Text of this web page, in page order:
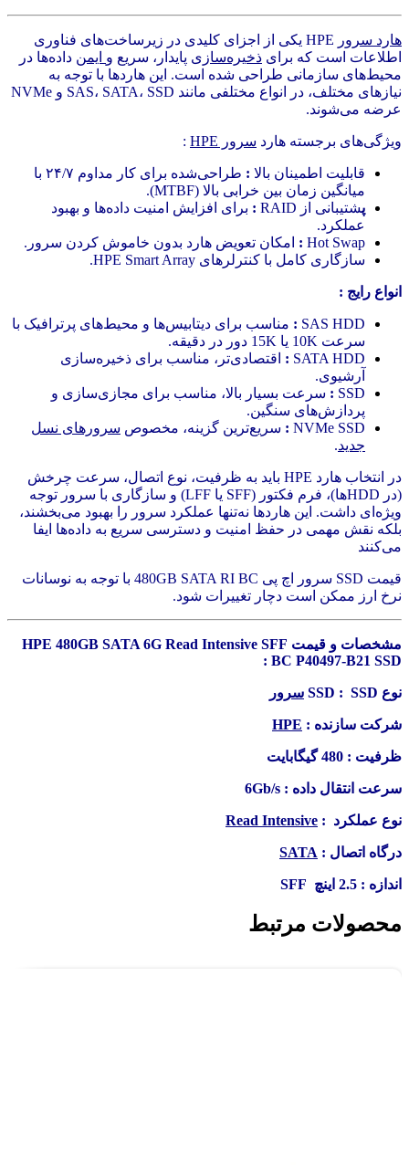
هارد سرور
HPE یکی از اجزای کلیدی در زیرساخت‌های فناوری
اطلاعات است که برای ذخیره‌سازی پایدار، سریع و ایمن داده‌ها در
محیط‌های سازمانی طراحی شده است. این هاردها با توجه به
نیازهای مختلف، در انواع مختلفی مانند SAS، SATA، SSD و NVMe
عرضه می‌شوند.
ویژگی‌های برجسته هارد سرور HPE :
قابلیت اطمینان بالا :
طراحی‌شده برای کار مداوم ۲۴/۷ با
میانگین زمان بین خرابی بالا (MTBF).
پشتیبانی از RAID : برای افزایش امنیت داده‌ها و بهبود
عملکرد.
Hot Swap
: امکان تعویض هارد بدون خاموش کردن سرور.
سازگاری کامل با کنترلرهای HPE Smart Array.
انواع رایج :
SAS HDD
: مناسب برای دیتابیس‌ها و محیط‌های پرترافیک با
سرعت 10K یا 15K دور در دقیقه.
SATA HDD
: اقتصادی‌تر، مناسب برای ذخیره‌سازی
آرشیوی.
SSD
: سرعت بسیار بالا، مناسب برای مجازی‌سازی و
پردازش‌های سنگین.
NVMe SSD
: سریع‌ترین گزینه، مخصوص سرورهای نسل
جدید.
در انتخاب هارد HPE باید به ظرفیت، نوع اتصال، سرعت چرخش
(در HDDها)، فرم فکتور (SFF یا LFF) و سازگاری با سرور توجه
ویژه‌ای داشت. این هاردها نه‌تنها عملکرد سرور را بهبود می‌بخشند،
بلکه نقش مهمی در حفظ امنیت و دسترسی سریع به داده‌ها ایفا
می‌کنند
قیمت SSD سرور اچ پی 480GB SATA RI BC با توجه به نوسانات
نرخ ارز ممکن است دچار تغییرات شود.
مشخصات و قیمت HPE 480GB SATA 6G Read Intensive SFF
BC P40497-B21 SSD :
نوع SSD : SSD سرور
شرکت سازنده : HPE
ظرفیت : 480 گیگابایت
سرعت انتقال داده : 6Gb/s
نوع عملکرد : Read Intensive
درگاه اتصال : SATA
اندازه : 2.5 اینچ SFF
محصولات مرتبط